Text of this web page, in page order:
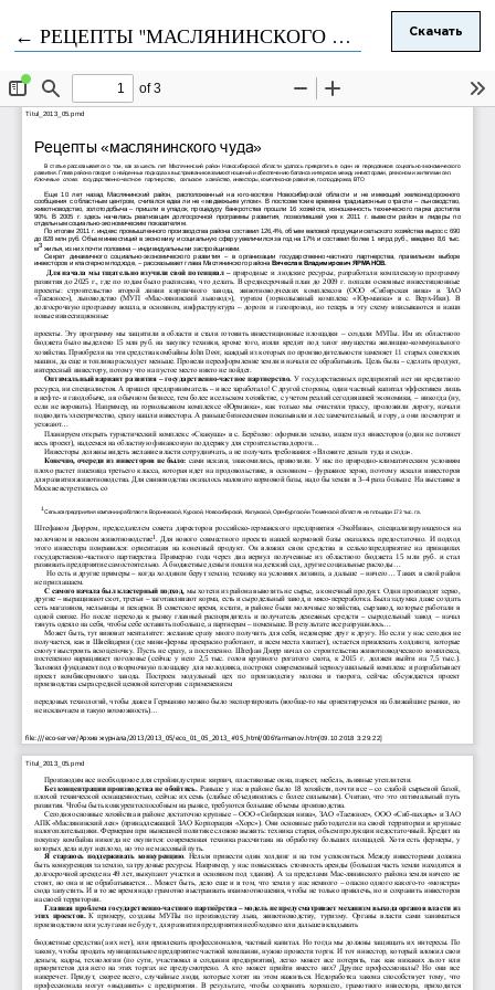
←Вернуться к Подробностям о статье
РЕЦЕПТЫ "МАСЛЯНИНСКОГО ЧУДА" Скачать